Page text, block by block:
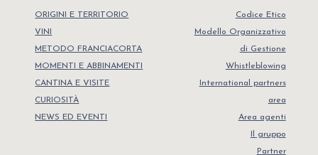
ORIGINI E TERRITORIO
VINI
METODO FRANCIACORTA
MOMENTI E ABBINAMENTI
CANTINA E VISITE
CURIOSITÀ
NEWS ED EVENTI
Codice Etico
Modello Organizzativo
di Gestione
Whistleblowing
International partners
area
Area agenti
Il gruppo
Partner